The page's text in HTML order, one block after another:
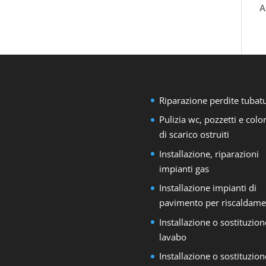
Riparazione perdite
Pulizia wc, pozzetti e
di scarico ostruiti
Installazione, riparazioni
impianti gas
Installazione impianti di
pavimento per
Installazione o
lavabo
Installazione o